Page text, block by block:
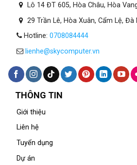
Lô 14 ĐT 605, Hòa Châu, Hòa
29 Trần Lê, Hòa Xuân, Cẩm Lệ, Đà
Hotline: 0708084444
lienhe@skycomputer.vn
THÔNG TIN
Giới thiệu
Liên hệ
Tuyển dụng
Dự án